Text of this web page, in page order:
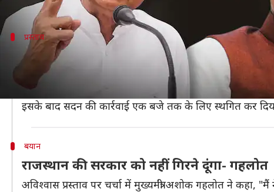
प्रस्ताव
कांग्रेस ने रखा था विश्वास मत प्रस्ताव
विधानसभा सत्र में सबसे पहले गलवान घाटी क्षेत्र में शहीद हुए 20
कांग्रेस के प्रमुख व्हिप महेश जोशी ने स्पीकर सीपी जोशी के सामने
इसके बाद सदन की कार्रवाई एक बजे तक के लिए स्थगित कर दिया
बयान
राजस्थान की सरकार को नहीं गिरने दूंगा- गहलोत
अविश्वास प्रस्ताव पर चर्चा में मुख्यमंत्री अशोक गहलोत ने कहा,